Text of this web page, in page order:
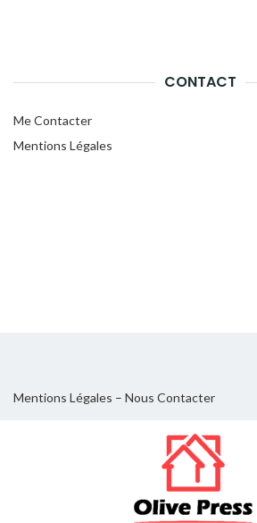
CONTACT
Me Contacter
Mentions Légales
Mentions Légales – Nous Contacter